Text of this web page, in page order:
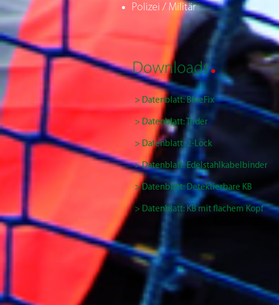
Polizei / Militär
Downloads.
> Datenblatt: BlueFix
> Datenblatt: Trider
> Datenblatt: 2-Lock
> Datenblatt: Edelstahlkabelbinder
> Datenblatt:Detektierbare KB
> Datenblatt: KB mit flachem Kopf